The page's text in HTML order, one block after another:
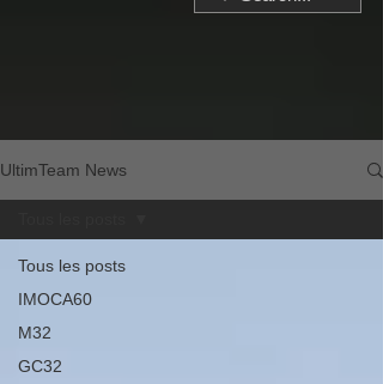
UltimTeam News
Tous les posts
IMOCA60
M32
GC32